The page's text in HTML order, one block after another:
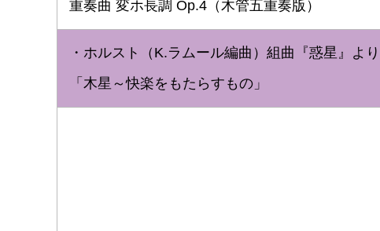
重奏曲 変ホ長調 Op.4（木管五重奏版）
・ホルスト（K.ラムール編曲）組曲『惑星』より
「木星～快楽をもたらすもの」